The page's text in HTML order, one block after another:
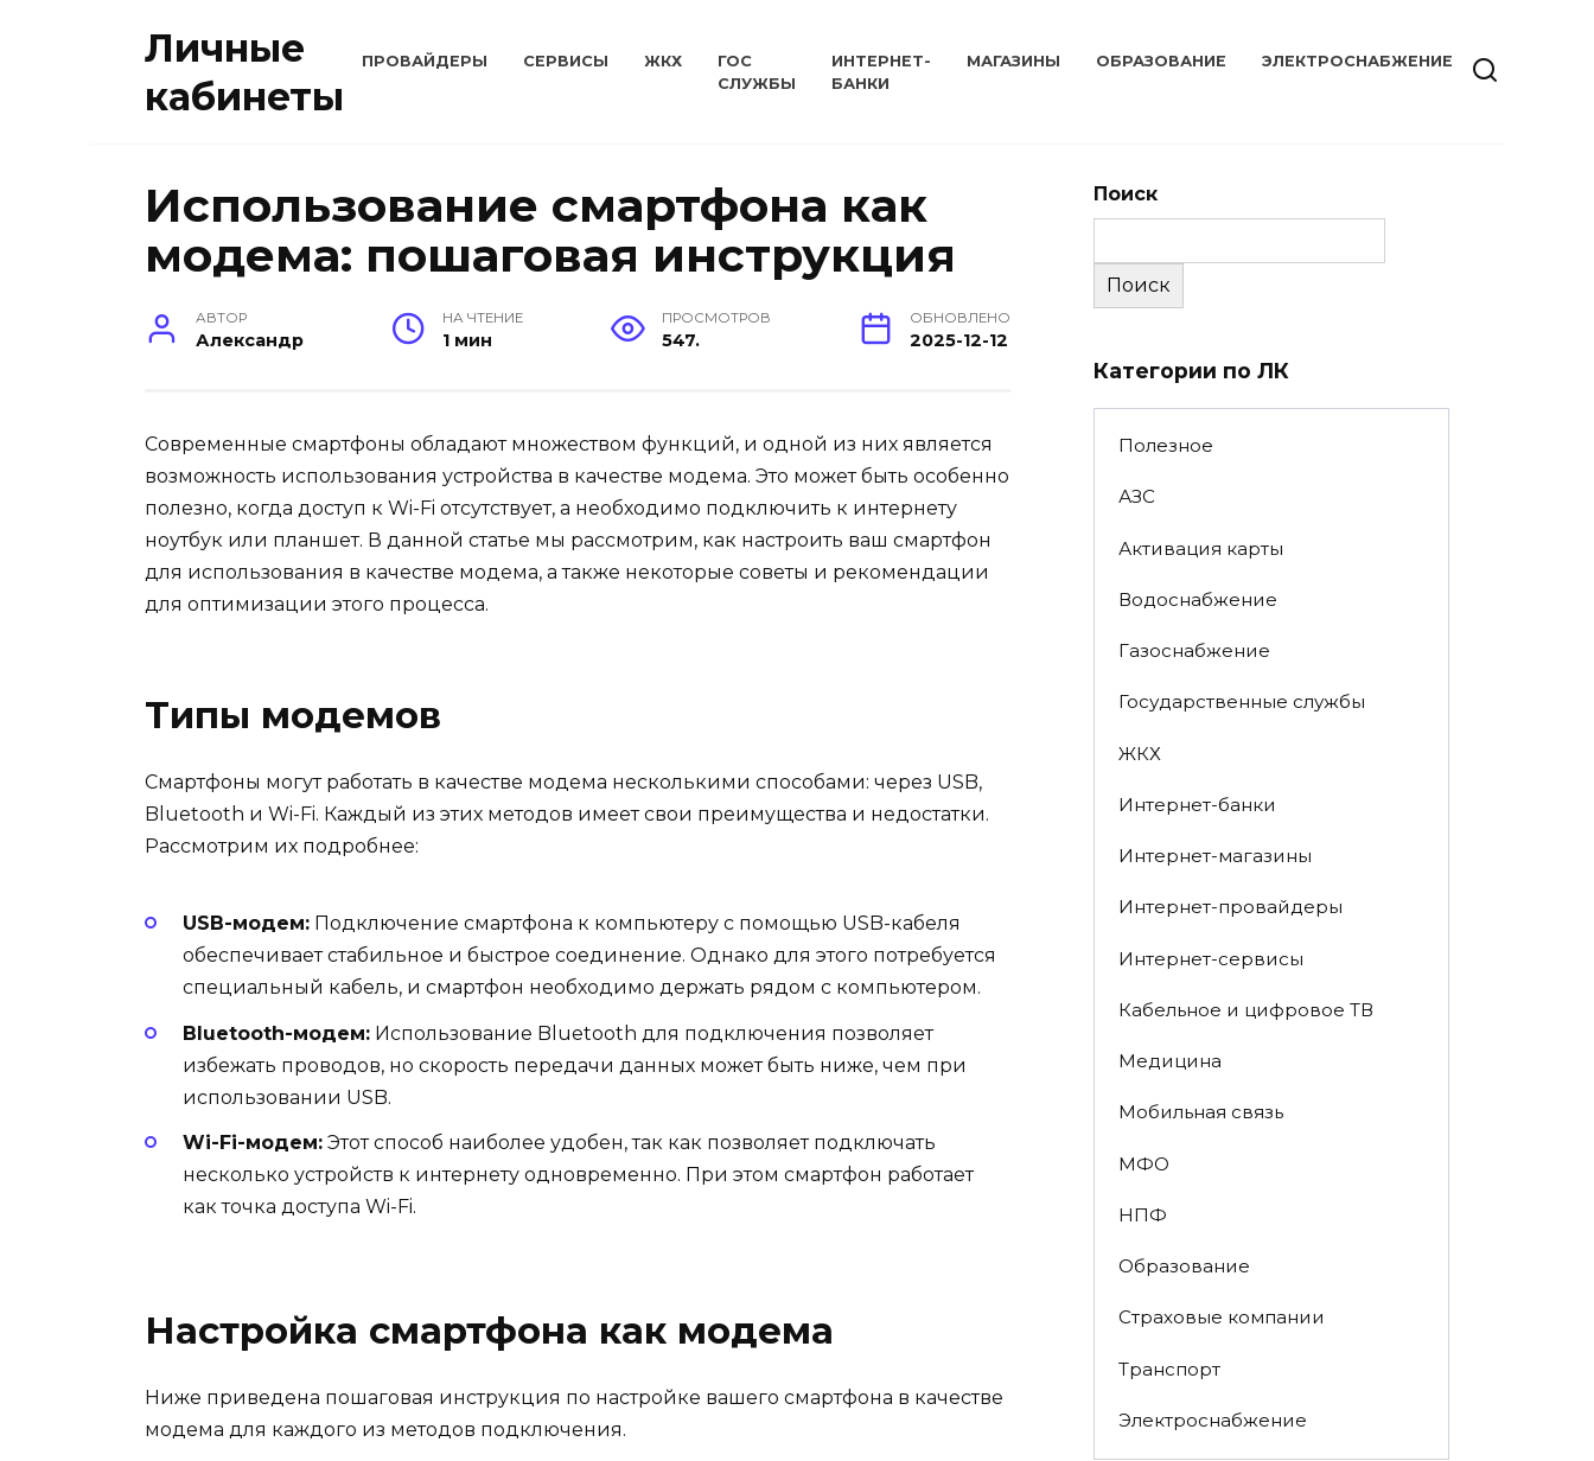
Личные
кабинеты
ПРОВАЙДЕРЫ СЕРВИСЫ ЖКХ
ГОС
СЛУЖБЫ
ИНТЕРНЕТ-
БАНКИ
МАГАЗИНЫ ОБРАЗОВАНИЕ ЭЛЕКТРОСНАБЖЕНИЕ
Использование смартфона как
модема: пошаговая инструкция
АВТОР
Александр
НА ЧТЕНИЕ
1 мин
ПРОСМОТРОВ
547.
ОБНОВЛЕНО
2025-12-12
Современные смартфоны обладают множеством функций, и одной из них является
возможность использования устройства в качестве модема. Это может быть особенно
полезно, когда доступ к Wi-Fi отсутствует, а необходимо подключить к интернету
ноутбук или планшет. В данной статье мы рассмотрим, как настроить ваш смартфон
для использования в качестве модема, а также некоторые советы и рекомендации
для оптимизации этого процесса.
Типы модемов
Смартфоны могут работать в качестве модема несколькими способами: через USB,
Bluetooth и Wi-Fi. Каждый из этих методов имеет свои преимущества и недостатки.
Рассмотрим их подробнее:
USB-модем: Подключение смартфона к компьютеру с помощью USB-кабеля
обеспечивает стабильное и быстрое соединение. Однако для этого потребуется
специальный кабель, и смартфон необходимо держать рядом с компьютером.
Bluetooth-модем: Использование Bluetooth для подключения позволяет
избежать проводов, но скорость передачи данных может быть ниже, чем при
использовании USB.
Wi-Fi-модем: Этот способ наиболее удобен, так как позволяет подключать
несколько устройств к интернету одновременно. При этом смартфон работает
как точка доступа Wi-Fi.
Настройка смартфона как модема
Ниже приведена пошаговая инструкция по настройке вашего смартфона в качестве
модема для каждого из методов подключения.
Поиск
Поиск
Категории по ЛК
Полезное
АЗС
Активация карты
Водоснабжение
Газоснабжение
Государственные службы
ЖКХ
Интернет-банки
Интернет-магазины
Интернет-провайдеры
Интернет-сервисы
Кабельное и цифровое ТВ
Медицина
Мобильная связь
МФО
НПФ
Образование
Страховые компании
Транспорт
Электроснабжение